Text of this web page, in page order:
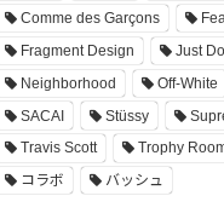
Comme des Garçons
Fragment Design
Just
Neighborhood
Off-White
SACAI
Stüssy
Travis Scott
Trophy
コラボ
バッシュ